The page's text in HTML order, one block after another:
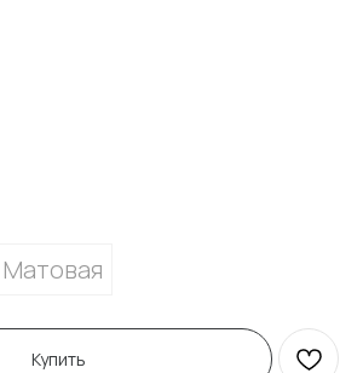
Матовая
Купить